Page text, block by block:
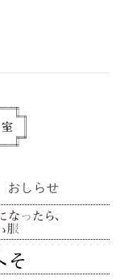
おしらせ